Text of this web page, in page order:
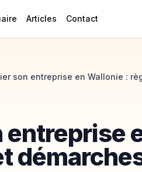
Articles Contact